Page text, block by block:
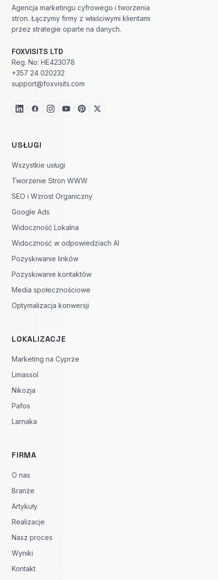
Agencja marketingu cyfrowego i tworzenia
stron. Łączymy firmy z właściwymi klientami
przez strategie oparte na danych.
FOXVISITS LTD
Reg. No: HE423078
+357 24 020232
support@foxvisits.com
USŁUGI
Wszystkie usługi
Tworzenie Stron WWW
SEO i Wzrost Organiczny
Google Ads
Widoczność Lokalna
Widoczność w odpowiedziach AI
Pozyskiwanie linków
Pozyskiwanie kontaktów
Media społecznościowe
Optymalizacja konwersji
LOKALIZACJE
Marketing na Cyprze
Limassol
Nikozja
Pafos
Larnaka
FIRMA
O nas
Branże
Artykuły
Realizacje
Nasz proces
Wyniki
Kontakt